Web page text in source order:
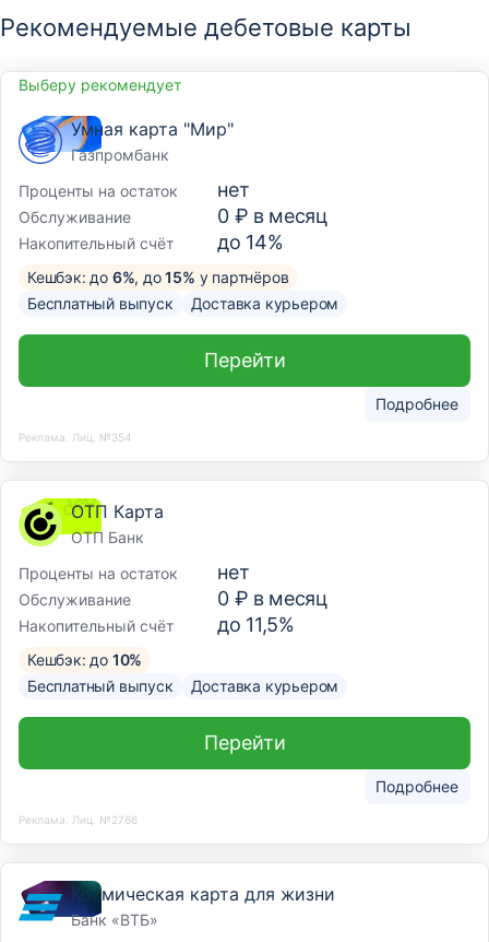
Рекомендуемые дебетовые карты
Выберу рекомендует
Умная карта "Мир"
Газпромбанк
Проценты на остаток
нет
Обслуживание 0 ₽ в месяц
Накопительный счёт до 14%
Кешбэк: до 6%, до15% у партнёров
Бесплатный выпуск
Доставка курьером
Подробнее
Перейти
Реклама. Лиц. №354
ОТП Карта
ОТП Банк
Проценты на остаток
нет
Обслуживание 0 ₽ в месяц
Накопительный счёт до 11,5%
Кешбэк: до 10%
Бесплатный выпуск
Доставка курьером
Подробнее
Перейти
Реклама. Лиц. №2766
Космическая карта для жизни
Банк «ВТБ»